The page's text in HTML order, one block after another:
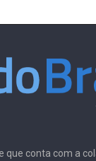
que conta com a